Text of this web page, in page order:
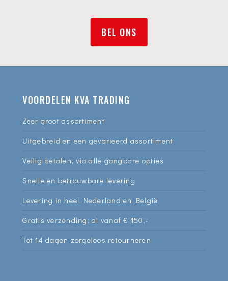
BEL ONS
VOORDELEN KVA TRADING
Zeer groot assortiment
Uitgebreid en een gevarieerd assortiment
Veilig betalen, via alle gangbare opties
Snelle en betrouwbare levering
Levering in heel Nederland en België
Gratis verzending; al vanaf € 150,-
Tot 14 dagen zorgeloos retourneren